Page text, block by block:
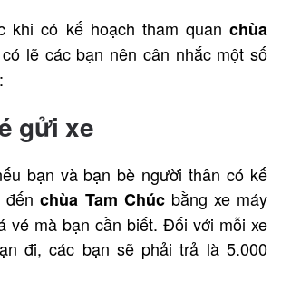
khi có kế hoạch tham quan chùa
lẽ các bạn nên cân nhắc một số
gửi xe
bạn và bạn bè người thân có kế
đếnchùa Tam Chúcbằng xe máy
vé mà bạn cần biết. Đối với mỗi xe
đi, các bạn sẽ phải trả là 5.000